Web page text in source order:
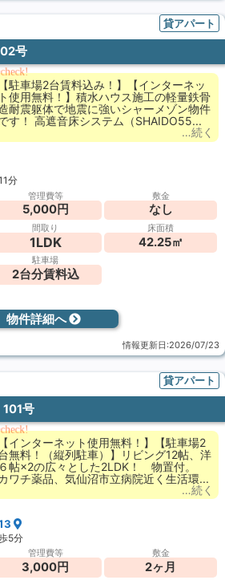
貸アパート
号
check!
【駐車場2台賃料込み！】【インターネッ
ト使用無料！】積水ハウス施工の軽量鉄骨
耐震躯体で地震に強いシャーメゾン物件
す！ 高遮音床システム（SHAIDO55...
…続く
分
管理費等
5,000円
敷金
なし
間取り
1LDK
床面積
42.25㎡
駐車場
2台分賃料込
物件詳細へ
情報更新日:2026/07/23
貸アパート
号
check!
【インターネット使用無料！】【駐車場2
無料！（縦列駐車）】リビング12帖、洋
６帖×2の広々とした2LDK！ 物置付。
ワチ薬品、気仙沼市立病院近く生活環...
…続く
5分
管理費等
3,000円
敷金
2ヶ月